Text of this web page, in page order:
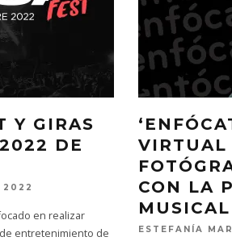
Y GIRAS
DE
2022
en realizar
entretenimiento de
VIRTUAL
CON LA
ESTEFANÍA